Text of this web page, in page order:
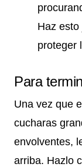
Haz
proteger
Para
Una vez que
cucharas
envolventes,
arriba. Hazlo